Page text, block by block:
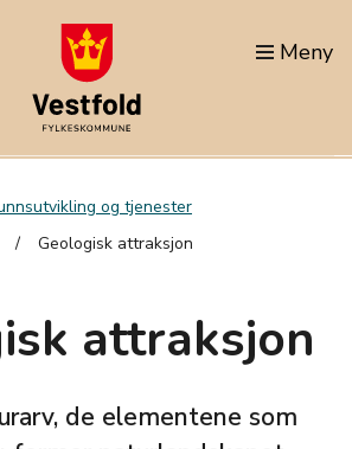
Meny
og tjenester
Geologisk attraksjon
attraksjon
de elementene som